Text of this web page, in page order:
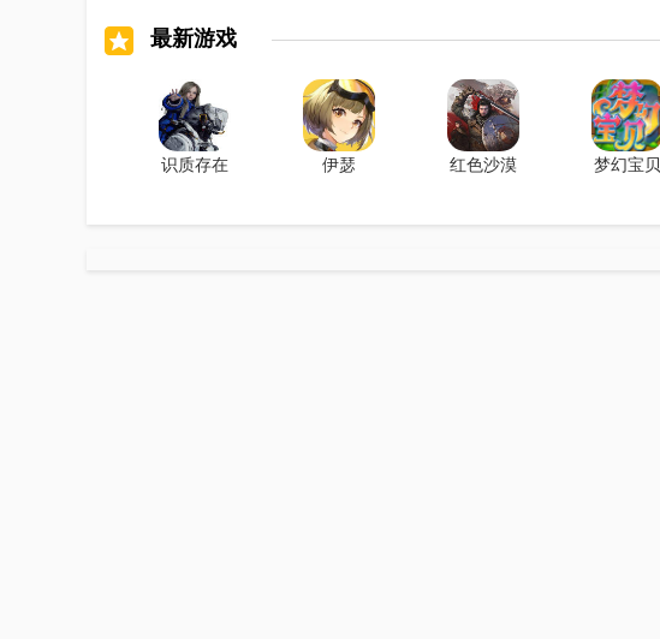
最新游戏
识质存在 伊瑟 红色沙漠 梦幻宝贝